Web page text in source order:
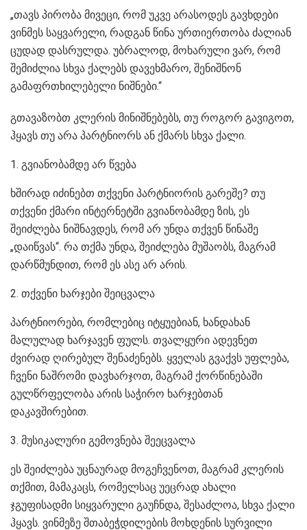
„თავს პირობა მივეცი, რომ უკვე არასოდეს გავხდები
ვინმეს საყვარელი, რადგან წინა ურთიერთობა ძალიან
ცუდად დასრულდა. უბრალოდ, მოხარული ვარ, რომ
შემიძლია სხვა ქალებს დავეხმარო, შენიშნონ
გამაფრთხილებელი ნიშნები.“
გთავაზობთ კლერის მინიშნებებს, თუ როგორ გავიგოთ,
ჰყავს თუ არა პარტნიორს ან ქმარს სხვა ქალი.
1. გვიანობამდე არ წვება
ხშირად იძინებთ თქვენი პარტნიორის გარეშე? თუ
თქვენი ქმარი ინტერნეტში გვიანობამდე ზის, ეს
შეიძლება ნიშნავდეს, რომ არ უნდა თქვენ წინაშე
„დაიწვას“. რა თქმა უნდა, შეიძლება მუშაობს, მაგრამ
დარწმუნდით, რომ ეს ასე არ არის.
2. თქვენი ხარჯები შეიცვალა
პარტნიორები, რომლებიც იტყუებიან, ხანდახან
მალულად ხარჯავენ ფულს. თვალყური ადევნეთ
ძვირად ღირებულ შენაძენებს. ყველას გვაქვს უფლება,
ჩვენი ნაშრომი დავხარჯოთ, მაგრამ ქორწინებაში
გულწრფელობა არის საჭირო ხარჯებთან
დაკავშირებით.
3. მუსიკალური გემოვნება შეეცვალა
ეს შეიძლება უცნაურად მოგეჩვენოთ, მაგრამ კლერის
თქმით, მამაკაცს, რომელსაც უეცრად ახალი
ჯგუფისადმი სიყვარული გაუჩნდა, შესაძლოა, სხვა ქალი
ჰყავს. ვინმეზე შთაბეჭდილების მოხდენის სურვილი